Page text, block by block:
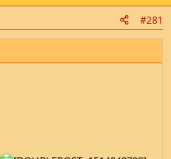
#281